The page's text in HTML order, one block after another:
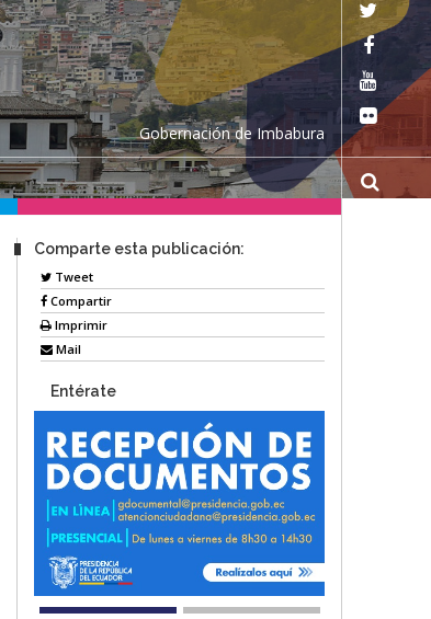
Gobernación de Imbabura
Comparte esta publicación:
Tweet
Compartir
Imprimir
Mail
Entérate